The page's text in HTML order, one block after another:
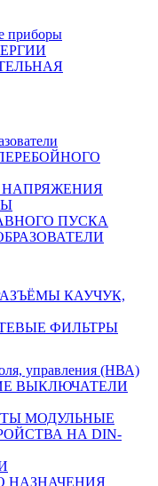
приборы
НАПРЯЖЕНИЯ
ПУСКА
КАУЧУК,
ФИЛЬТРЫ
управления (НВА)
ВЫКЛЮЧАТЕЛИ
МОДУЛЬНЫЕ
НА DIN-
НАЗНАЧЕНИЯ